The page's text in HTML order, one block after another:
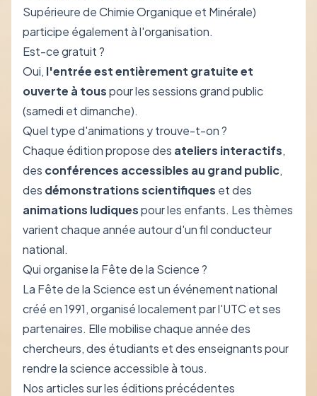
Supérieure de Chimie Organique et Minérale)
participe également à l'organisation.
Est-ce gratuit ?
Oui, l'entrée est entièrement gratuite et
ouverte à touspour les sessions grand public
(samedi et dimanche).
Quel type d'animations y trouve-t-on ?
Chaque édition propose des ateliers interactifs,
des conférences accessibles au grand public,
des démonstrations scientifiques et des
animations ludiquespour les enfants. Les thèmes
varient chaque année autour d'un fil conducteur
national.
Qui organise la Fête de la Science ?
La Fête de la Science est un événement national
créé en 1991, organisé localement par l'UTC et ses
partenaires. Elle mobilise chaque année des
chercheurs, des étudiants et des enseignants pour
rendre la science accessible à tous.
Nos articles sur les éditions précédentes